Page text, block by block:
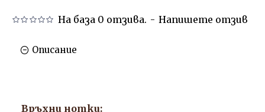
На база 0 отзива. - Напишете отзив
Описание
Връхни нотки: